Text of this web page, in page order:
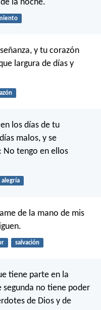
la noche.
y tu corazón
largura de días y
los días de tu
malos, y se
No tengo en ellos
alegría
de la mano de mis
salvación
tiene parte en la
no tiene poder
de Dios y de